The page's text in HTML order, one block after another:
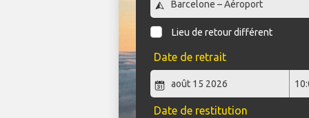
Lieu de retour différent
Date de retrait
Date de restitution